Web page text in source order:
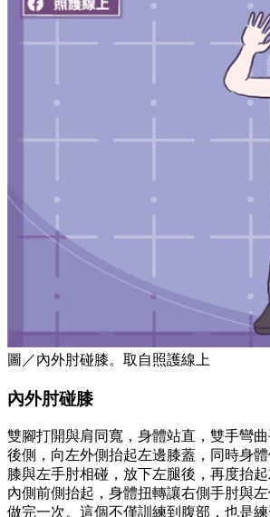
圖／內外肘碰膝。取自照護線上
內外肘碰膝
雙腳打開與肩同寬，身體站直，雙手彎
後側，向左外側抬起左邊膝蓋，同時身
膝與左手肘相碰，放下左腿後，再度抬
內側前側抬起，身體扭轉讓右側手肘與
做完一次。這個不僅訓練到腹部，也是